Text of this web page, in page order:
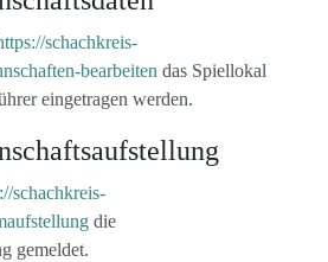
schachkreis-
bearbeiten das Spiellokal
eingetragen werden.
schachkreis-
die
gemeldet.